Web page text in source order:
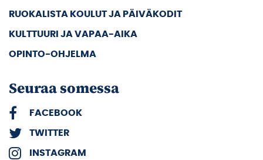
RUOKALISTA KOULUT JA PÄIVÄKODIT
KULTTUURI JA VAPAA-AIKA
OPINTO-OHJELMA
Seuraa somessa
FACEBOOK
TWITTER
INSTAGRAM